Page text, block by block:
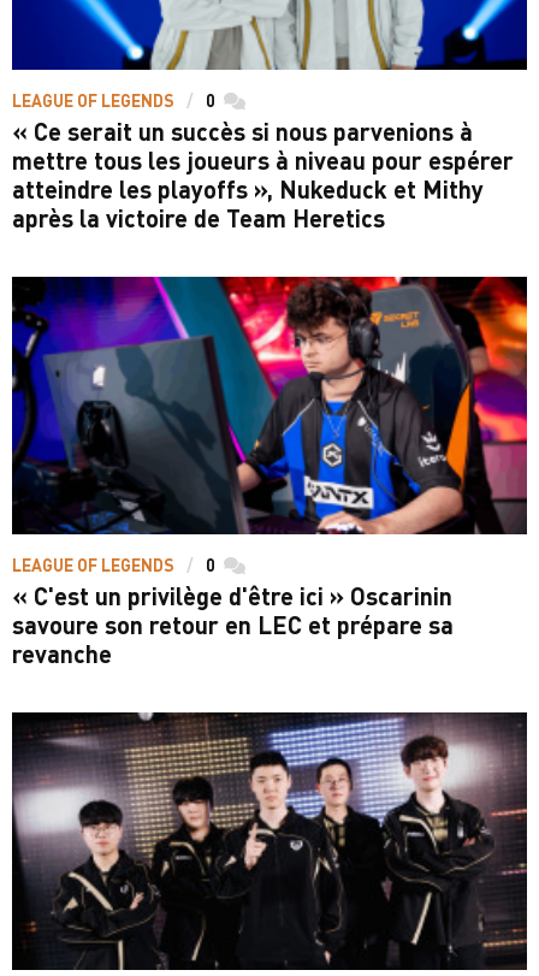
LEAGUE OF LEGENDS 0 commentaires
« Ce serait un succès si nous parvenions à
mettre tous les joueurs à niveau pour espérer
atteindre les playoffs », Nukeduck et Mithy
après la victoire de Team Heretics
LEAGUE OF LEGENDS 0 commentaires
« C'est un privilège d'être ici » Oscarinin
savoure son retour en LEC et prépare sa
revanche